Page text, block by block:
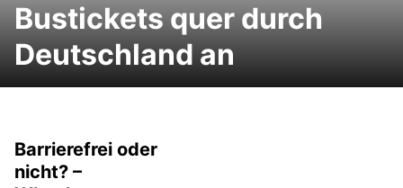
Bustickets quer durch
Deutschland an
Barrierefrei oder
nicht? –